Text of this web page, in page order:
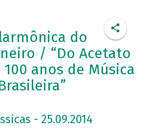
do
/ “Do Acetato
100 anos de Música
- 25.09.2014